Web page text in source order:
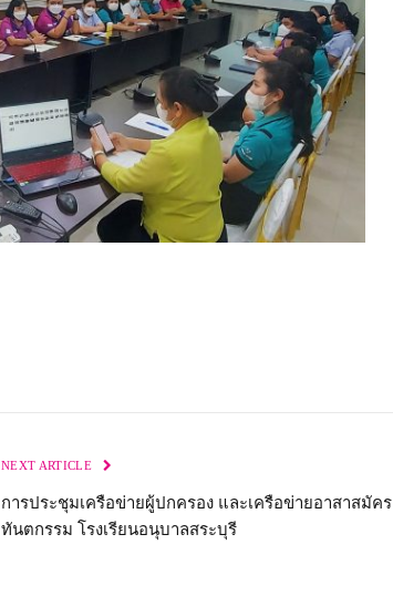
NEXT ARTICLE
การประชุมเครือข่ายผู้ปกครอง และเครือข่ายอาสาสมัคร
ทันตกรรม โรงเรียนอนุบาลสระบุรี